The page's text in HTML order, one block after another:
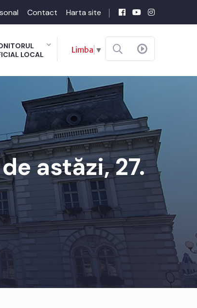
Contact Harta site
LOCAL
Limba ▼
astăzi, 27.